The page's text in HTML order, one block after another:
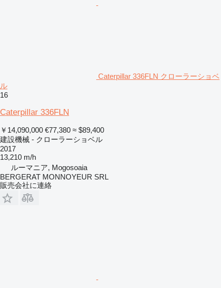
Caterpillar 336FLN クローラーショベ
ル
16
Caterpillar 336FLN
￥14,090,000 €77,380 ≈ $89,400
建設機械 - クローラーショベル
2017
13,210 m/h
ルーマニア, Mogosoaia
BERGERAT MONNOYEUR SRL
販売会社に連絡